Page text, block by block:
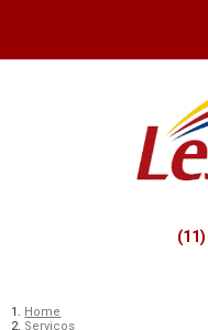
(11)
Home
Serviços